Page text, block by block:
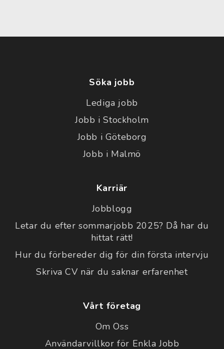
Söka jobb
Lediga jobb
Jobb i Stockholm
Jobb i Göteborg
Jobb i Malmö
Karriär
Jobblogg
Letar du efter sommarjobb 2025? Då har du
hittat rätt!
Hur du förbereder dig för din första intervju
Skriva CV när du saknar erfarenhet
Vårt företag
Om Oss
Användarvillkor för Enkla Jobb